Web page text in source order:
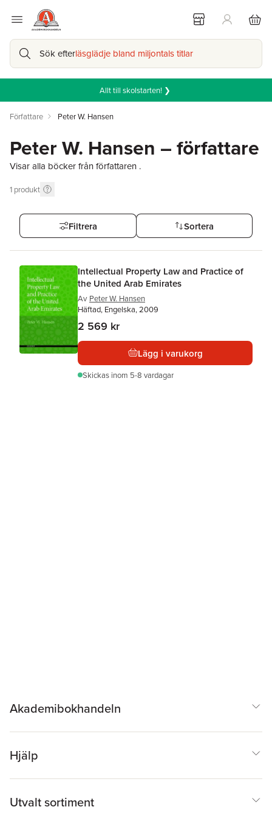
Sök efterläsglädje bland miljontals titlar
Allt till skolstarten! ❯
Författare Peter W. Hansen
Peter W. Hansen – författare
Visar alla böcker från författaren .
1 produkt
Filtrera Sortera
Intellectual Property Law and Practice of
the United Arab Emirates
Av Peter W. Hansen
Häftad, Engelska, 2009
2 569 kr
Lägg i varukorg
Skickas inom 5-8 vardagar
Akademibokhandeln
Hjälp
Utvalt sortiment